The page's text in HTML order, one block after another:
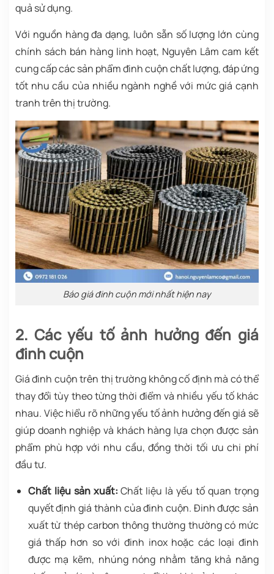
quả sử dụng.
Với nguồn hàng đa dạng, luôn sẵn số lượng lớn cùng
chính sách bán hàng linh hoạt, Nguyên Lâm cam kết
cung cấp các sản phẩm đinh cuộn chất lượng, đáp ứng
tốt nhu cầu của nhiều ngành nghề với mức giá cạnh
tranh trên thị trường.
Báo giá đinh cuộn mới nhất hiện nay
2. Các yếu tố ảnh hưởng đến giá
đinh cuộn
Giá đinh cuộn trên thị trường không cố định mà có thể
thay đổi tùy theo từng thời điểm và nhiều yếu tố khác
nhau. Việc hiểu rõ những yếu tố ảnh hưởng đến giá sẽ
giúp doanh nghiệp và khách hàng lựa chọn được sản
phẩm phù hợp với nhu cầu, đồng thời tối ưu chi phí
đầu tư.
Chất liệu sản xuất: Chất liệu là yếu tố quan trọng
quyết định giá thành của đinh cuộn. Đinh được sản
xuất từ thép carbon thông thường thường có mức
giá thấp hơn so với đinh inox hoặc các loại đinh
được mạ kẽm, nhúng nóng nhằm tăng khả năng